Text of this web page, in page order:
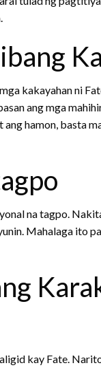
kakayahan ni
ang mga
hamon, basta
na tagpo.
Mahalaga ito
kay Fate.